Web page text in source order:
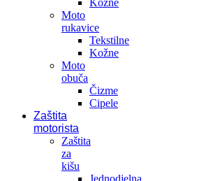
Kožne
Moto
rukavice
Tekstilne
Kožne
Moto
obuča
Čizme
Cipele
Zaštita
motorista
Zaštita
za
kišu